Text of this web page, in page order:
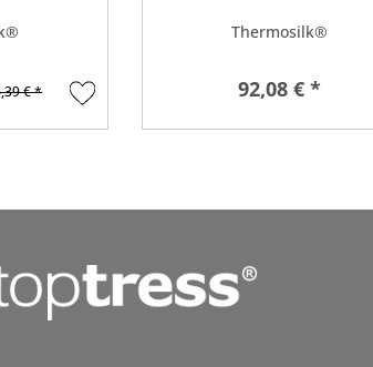
€ *
Thermosilk®
92,08 € *